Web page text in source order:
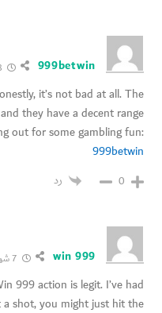
999betwin 8 شهور
it’s not bad at all. The
they have a decent range
out for some gambling fun:
999betwin
0 رد
win 999
999 action is legit. I’ve had
shot, you might just hit the